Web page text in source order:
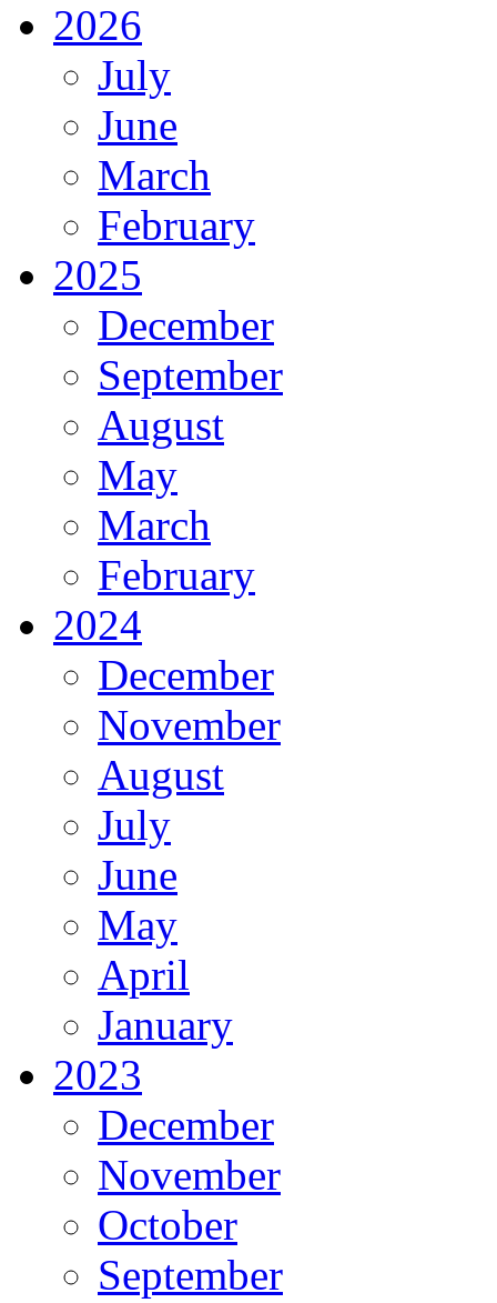
2026
July
June
March
February
2025
December
September
August
May
March
February
2024
December
November
August
July
June
May
April
January
2023
December
November
October
September